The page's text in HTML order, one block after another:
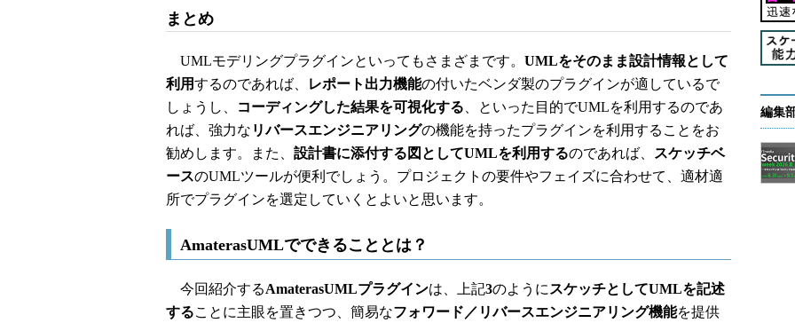
まとめ
UMLモデリングプラグインといってもさまざまです。 UMLをそのまま設計情報として
利用するのであれば、 レポート出力機能の付いたベンダ製のプラグインが適しているで
しょうし、
コーディングした結果を可視化する 、といった目的でUMLを利用するのであ
れば、強力な リバースエンジニアリングの機能を持ったプラグインを利用することをお
勧めします。また、 設計書に添付する図としてUMLを利用するのであれば、
スケッチベ
ースのUMLツールが便利でしょう。プロジェクトの要件やフェイズに合わせて、適材適
所でプラグインを選定していくとよいと思います。
AmaterasUMLでできることとは？
今回紹介するAmaterasUMLプラグインは、上記3のように スケッチとしてUMLを記述
することに主眼を置きつつ、簡易なフォワード／リバースエンジニアリング機能を提供
編集